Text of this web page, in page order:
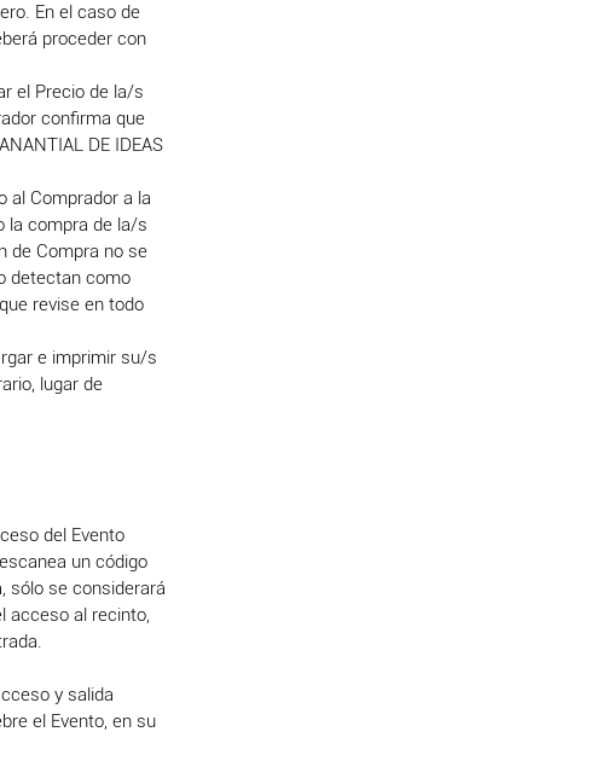
En el caso de
proceder con
el Precio de la/s
confirma que
DE IDEAS
al Comprador a la
la compra de la/s
de Compra no se
detectan como
revise en todo
e imprimir su/s
lugar de
del Evento
un código
sólo se considerará
acceso al recinto,
y salida
el Evento, en su